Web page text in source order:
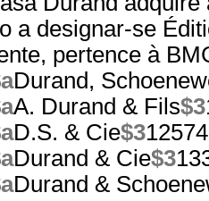
a designar-se
pertence à
Durand,
A. Durand & Fils$3
D.S. & Cie$3
Durand & Cie$3
Durand &